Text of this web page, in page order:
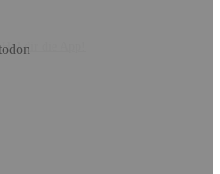
Hol dir die App!